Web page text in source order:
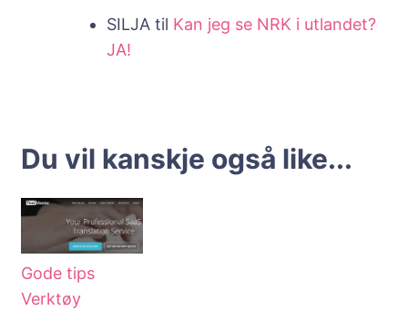
SILJA til Kan jeg se NRK i utlandet?
JA!
Du vil kanskje også like...
Gode tips
Verktøy